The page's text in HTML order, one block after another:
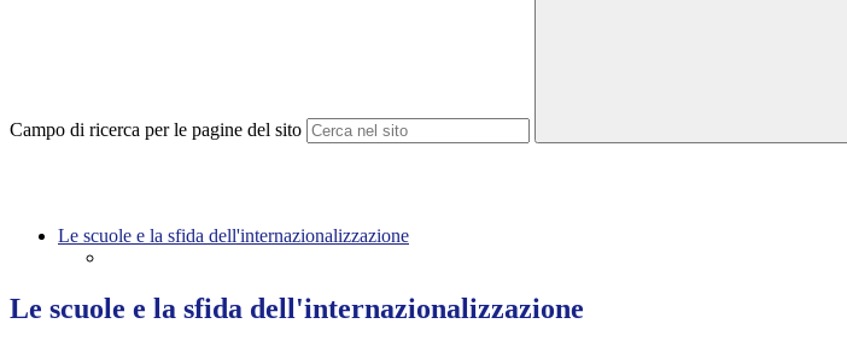
Campo di ricerca per le pagine del sito
Le scuole e la sfida dell'internazionalizzazione
Le scuole e la sfida dell'internazionalizzazione